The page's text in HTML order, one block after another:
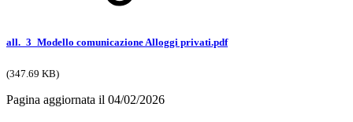
all._3_Modello comunicazione Alloggi privati.pdf
(347.69 KB)
Pagina aggiornata il 04/02/2026